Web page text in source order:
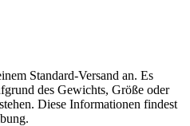
Standard-Versand an. Es
des Gewichts, Größe oder
Diese Informationen findest